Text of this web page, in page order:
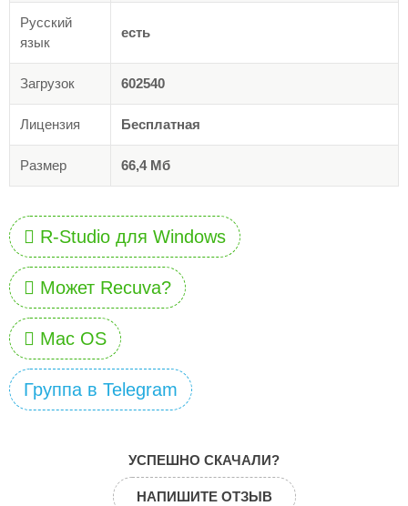
Русский
язык
есть
Загрузок 602540
Лицензия Бесплатная
Размер 66,4 Мб
R-Studio для Windows
Может Recuva?
Mac OS
Группа в Telegram
УСПЕШНО СКАЧАЛИ?
НАПИШИТЕ ОТЗЫВ